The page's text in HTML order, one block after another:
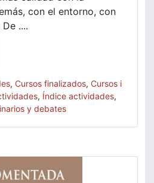
con el entorno, con
....
, Cursos finalizados, Cursos i
, Índice actividades,
y debates